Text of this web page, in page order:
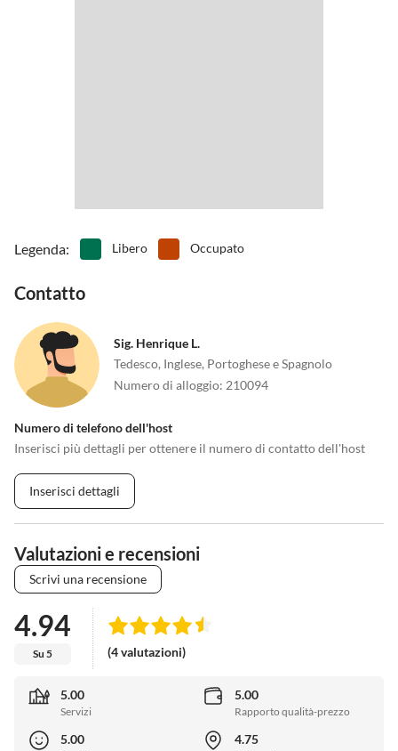
Legenda: Libero Occupato
Contatto
Sig. Henrique L.
Tedesco, Inglese, Portoghese e Spagnolo
Numero di alloggio: 210094
Numero di telefono dell'host
Inserisci più dettagli per ottenere il numero di contatto dell'host
Inserisci dettagli
Valutazioni e recensioni
Scrivi una recensione
4.94
Su 5 (4 valutazioni)
5.00
Servizi
5.00
Rapporto qualità-prezzo
5.00 4.75